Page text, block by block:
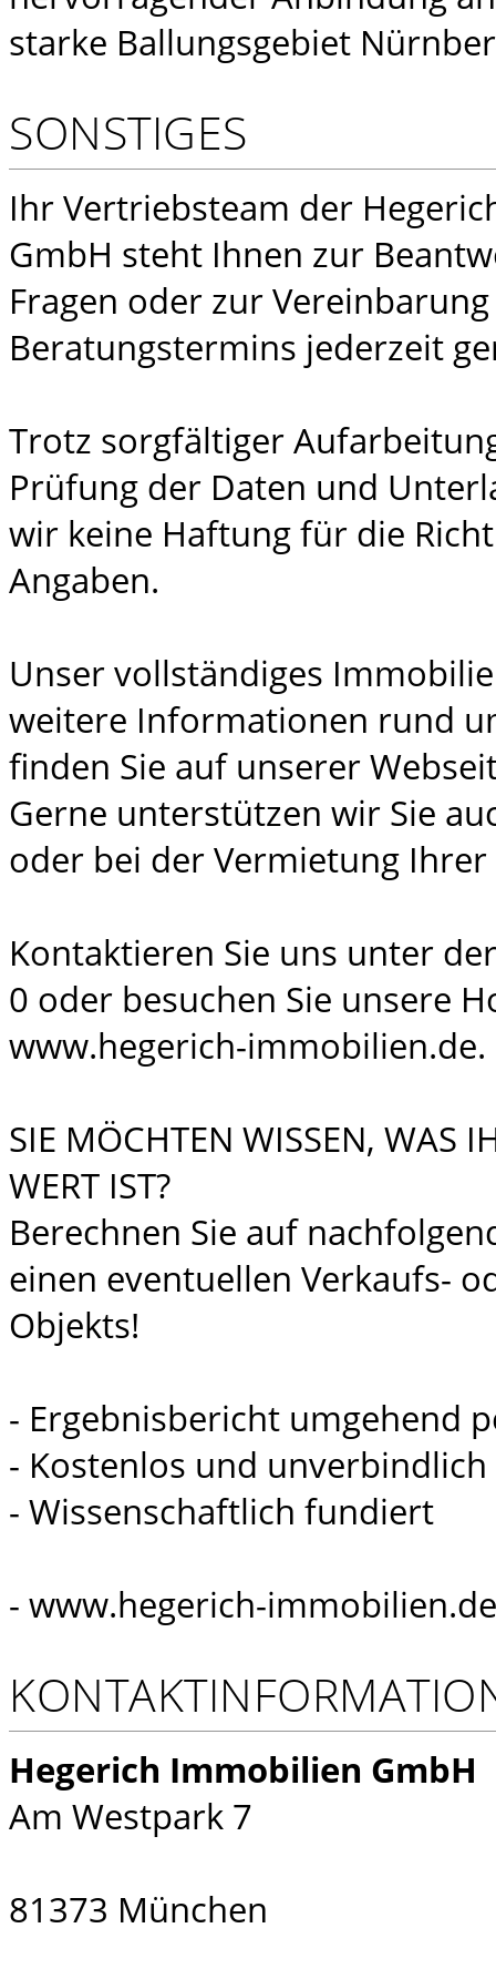
starke Ballungsgebiet
SONSTIGES
Ihr Vertriebsteam der
GmbH steht Ihnen zur
Fragen oder zur
Beratungstermins jederzeit
Trotz sorgfältiger
Prüfung der Daten und
wir keine Haftung für die
Angaben.
Unser vollständiges
weitere Informationen rund
finden Sie auf unserer
Gerne unterstützen wir Sie
oder bei der Vermietung
Kontaktieren Sie uns unter
0 oder besuchen Sie unsere
www.hegerich-immobilien.de.
SIE MÖCHTEN WISSEN, WAS
WERT IST?
Berechnen Sie auf
einen eventuellen Verkaufs-
Objekts!
- Ergebnisbericht umgehend
- Kostenlos und unverbindlich
- Wissenschaftlich fundiert
- www.hegerich-
Hegerich Immobilien GmbH
Am Westpark 7
81373 München